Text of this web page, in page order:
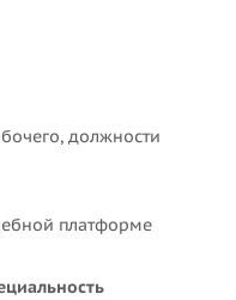
должности
платформе